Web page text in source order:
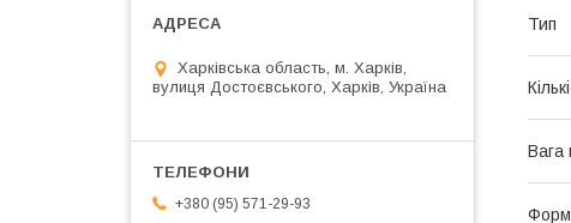
Тип
Вага
Харківська область, м. Харків,
вулиця Достоєвського, Харків, Україна
+380 (95) 571-29-93